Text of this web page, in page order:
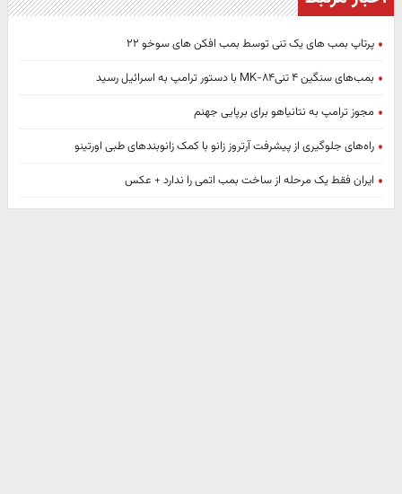
پرتاپ بمب های یک تنی توسط بمب افکن های سوخو ۲۲
بمب‌های سنگین ۴ تنیMK-۸۴ با دستور ترامپ به اسرائیل رسید
مجوز ترامپ به نتانیاهو برای برپایی جهنم
راه‌های جلوگیری از پیشرفت آرتروز زانو با کمک زانوبندهای طبی اورتینو
ایران فقط یک مرحله از ساخت بمب اتمی را ندارد + عکس